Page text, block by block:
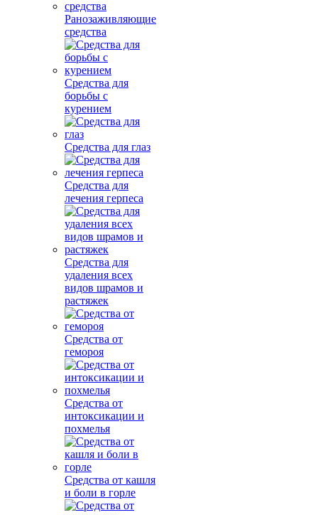
Ранозаживляющие
средства
Средства для
борьбы с
курением
Средства для глаз
Средства для
лечения герпеса
Средства для
удаления всех
видов шрамов и
растяжек
Средства от
гемороя
Средства от
интоксикации и
похмелья
Средства от кашля
и боли в горле